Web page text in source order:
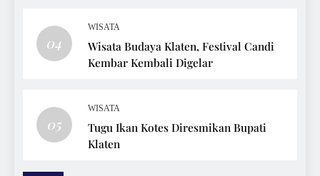
04
WISATA
Wisata Budaya Klaten, Festival Candi
Kembar Kembali Digelar
05
WISATA
Tugu Ikan Kotes Diresmikan Bupati
Klaten